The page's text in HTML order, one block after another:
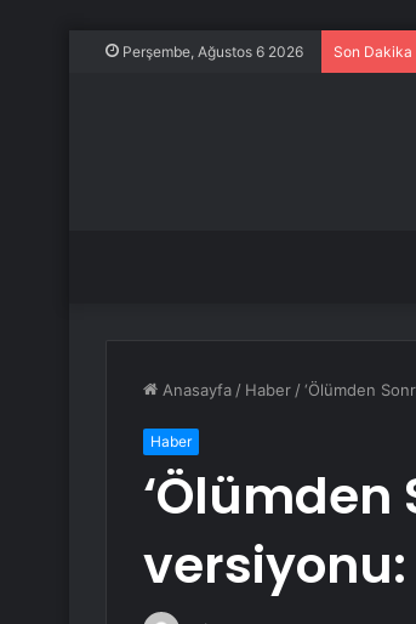
Perşembe, Ağustos 6 2026 Son Dakika
Anasayfa / Haber /‘Ölümden
Haber
‘Ölümden